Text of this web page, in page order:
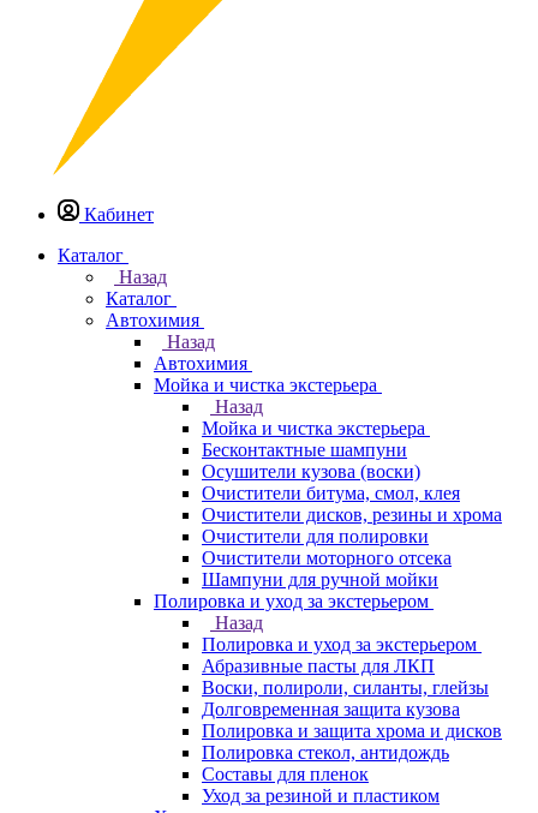
Кабинет
Каталог
Назад
Каталог
Автохимия
Назад
Автохимия
Мойка и чистка экстерьера
Назад
Мойка и чистка экстерьера
Бесконтактные шампуни
Осушители кузова (воски)
Очистители битума, смол, клея
Очистители дисков, резины и хрома
Очистители для полировки
Очистители моторного отсека
Шампуни для ручной мойки
Полировка и уход за экстерьером
Назад
Полировка и уход за экстерьером
Абразивные пасты для ЛКП
Воски, полироли, силанты, глейзы
Долговременная защита кузова
Полировка и защита хрома и дисков
Полировка стекол, антидождь
Составы для пленок
Уход за резиной и пластиком